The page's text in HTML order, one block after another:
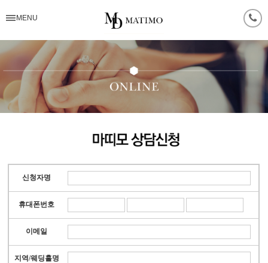
MENU
신청자명
휴대폰번호
이메일
지역/웨딩홀명